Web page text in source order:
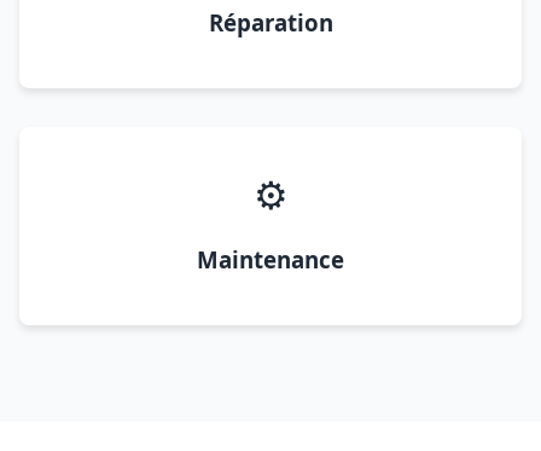
Réparation
⚙️
Maintenance